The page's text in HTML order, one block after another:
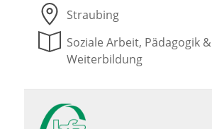
Straubing
Soziale Arbeit, Pädagogik &
Weiterbildung